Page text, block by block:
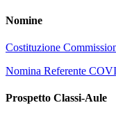
Nomine
Costituzione
Nomina Referente
Prospetto Classi-Aule